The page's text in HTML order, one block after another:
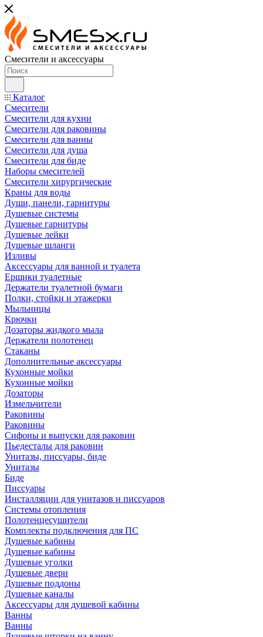
Смесители и аксессуары
Каталог
Смесители
Смесители для кухни
Смесители для раковины
Смесители для ванны
Смесители для душа
Смесители для биде
Наборы смесителей
Смесители хирургические
Краны для воды
Души, панели, гарнитуры
Душевые системы
Душевые гарнитуры
Душевые лейки
Душевые шланги
Изливы
Аксессуары для ванной и туалета
Ершики туалетные
Держатели туалетной бумаги
Полки, стойки и этажерки
Мыльницы
Крючки
Дозаторы жидкого мыла
Держатели полотенец
Стаканы
Дополнительные аксессуары
Кухонные мойки
Кухонные мойки
Дозаторы
Измельчители
Раковины
Раковины
Сифоны и выпуски для раковин
Пьедесталы для раковин
Унитазы, писсуары, биде
Унитазы
Биде
Писсуары
Инсталляции для унитазов и писсуаров
Системы отопления
Полотенцесушители
Комплекты подключения для ПС
Душевые кабины
Душевые кабины
Душевые уголки
Душевые двери
Душевые поддоны
Душевые каналы
Аксессуары для душевой кабины
Ванны
Ванны